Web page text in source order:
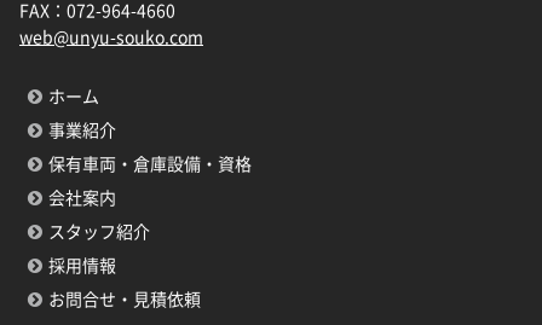
FAX： 072-964-4660
web@unyu-souko.com
ホーム
事業紹介
保有車両・倉庫設備・資格
会社案内
スタッフ紹介
採用情報
お問合せ・見積依頼